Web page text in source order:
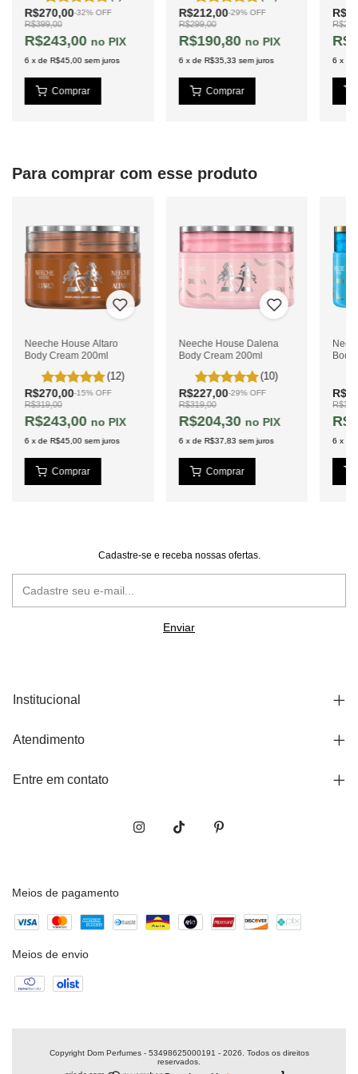
Almíscar
R$270,00-32% OFF
R$399,00
R$243,00 PIX
6 xde R$45,00 sem juros
R$212,00-29% OFF
R$299,00
R$190,80 PIX
6 xde R$35,33 sem juros 6 x
Para comprar com esse produto
Neeche House Altaro
Body Cream 200ml
(12)
R$270,00-15% OFF
R$319,00
R$243,00 PIX
6 xde R$45,00 sem juros
Neeche House Dalena
Body Cream 200ml
(10)
R$227,00-29% OFF
R$319,00
R$204,30 PIX
6 xde R$37,83 sem juros
Body
6 x
Cadastre-se e receba nossas ofertas.
Institucional
Atendimento
Entre em contato
Meios de pagamento
Meios de envio
Copyright Dom Perfumes - 53498625000191 - 2026. Todos os direitos
reservados.